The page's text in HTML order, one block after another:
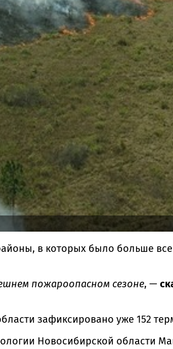
в которых было больше
пожароопасном сезоне, —
зафиксировано уже 152
Новосибирской области